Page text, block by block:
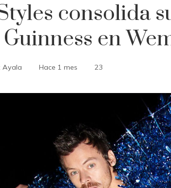
consolida
en
Ayala Hace 1 mes 23